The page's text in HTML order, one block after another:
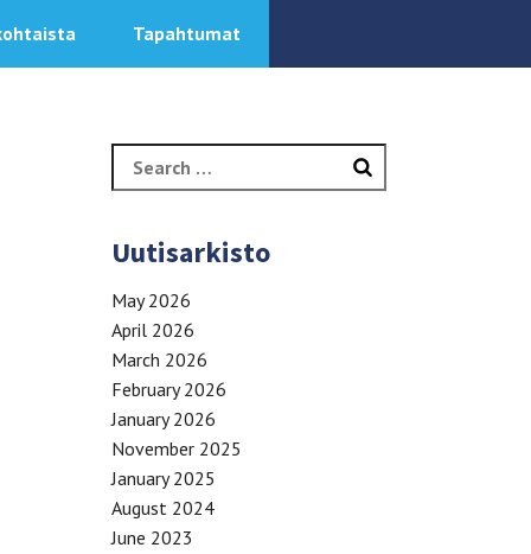
Tapahtumat
Search
for:
Uutisarkisto
May 2026
April 2026
March 2026
February 2026
January 2026
November 2025
January 2025
August 2024
June 2023